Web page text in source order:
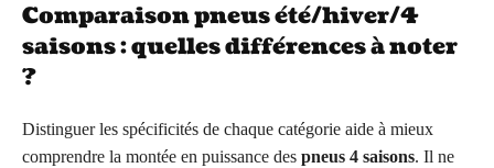
Comparaison pneus été/hiver/4
saisons : quelles différences à noter
?
Distinguer les spécificités de chaque catégorie aide à mieux
comprendre la montée en puissance des pneus 4 saisons. Il ne